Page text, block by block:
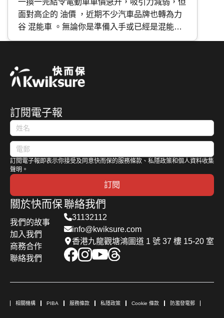
一換一完結令電動車車價急升，吸引力減弱，但
面對高企的 油價 ，近期不少汽車品牌也轉為力
谷 混能車 。無論你是準備入手或已經是混能車
主，應該如何分辨不同種類的混能車？應該如何
歐系混能車特點及混能車保養攻略。
訂閱電子報
訂閱電子報即表示你接受及同意快而保的服務條款、私隱政策和個人資料收集
聲明。
訂閱
關於快而保
我們的故事
加入我們
商務合作
聯絡我們
聯絡我們
31132112
info@kwiksure.com
香港九龍觀塘鴻圖道 1 號 37 樓 15-20 室
相關機構 PIBA 服務條款 私隱政策 Cookie 條款 防濫發電郵